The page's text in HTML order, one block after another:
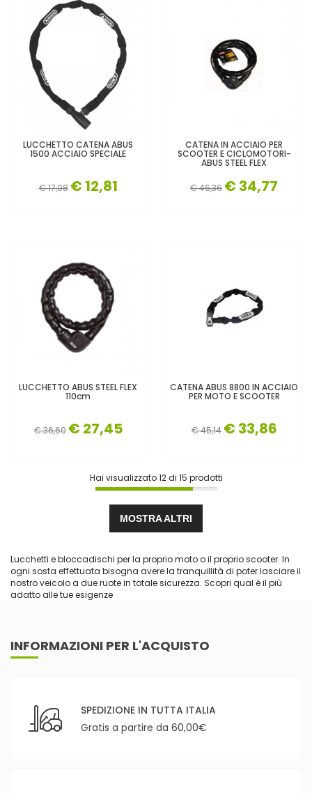
LUCCHETTO CATENA ABUS
1500 ACCIAIO SPECIALE
€ 17,08 € 12,81
CATENA IN ACCIAIO PER
SCOOTER E CICLOMOTORI-
ABUS STEEL FLEX
€ 46,36 € 34,77
LUCCHETTO ABUS STEEL FLEX
110cm
€ 36,60 € 27,45
CATENA ABUS 8800 IN ACCIAIO
PER MOTO E SCOOTER
€ 45,14 € 33,86
Hai visualizzato12di 15 prodotti
MOSTRA ALTRI
Lucchetti e bloccadischi per la proprio moto o il proprio scooter. In
ogni sosta effettuata bisogna avere la tranquillità di poter lasciare il
nostro veicolo a due ruote in totale sicurezza. Scopri qual è il più
adatto alle tue esigenze
INFORMAZIONI PER L'ACQUISTO
SPEDIZIONE IN TUTTA ITALIA
Gratis a partire da 60,00€